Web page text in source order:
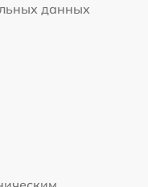
данных